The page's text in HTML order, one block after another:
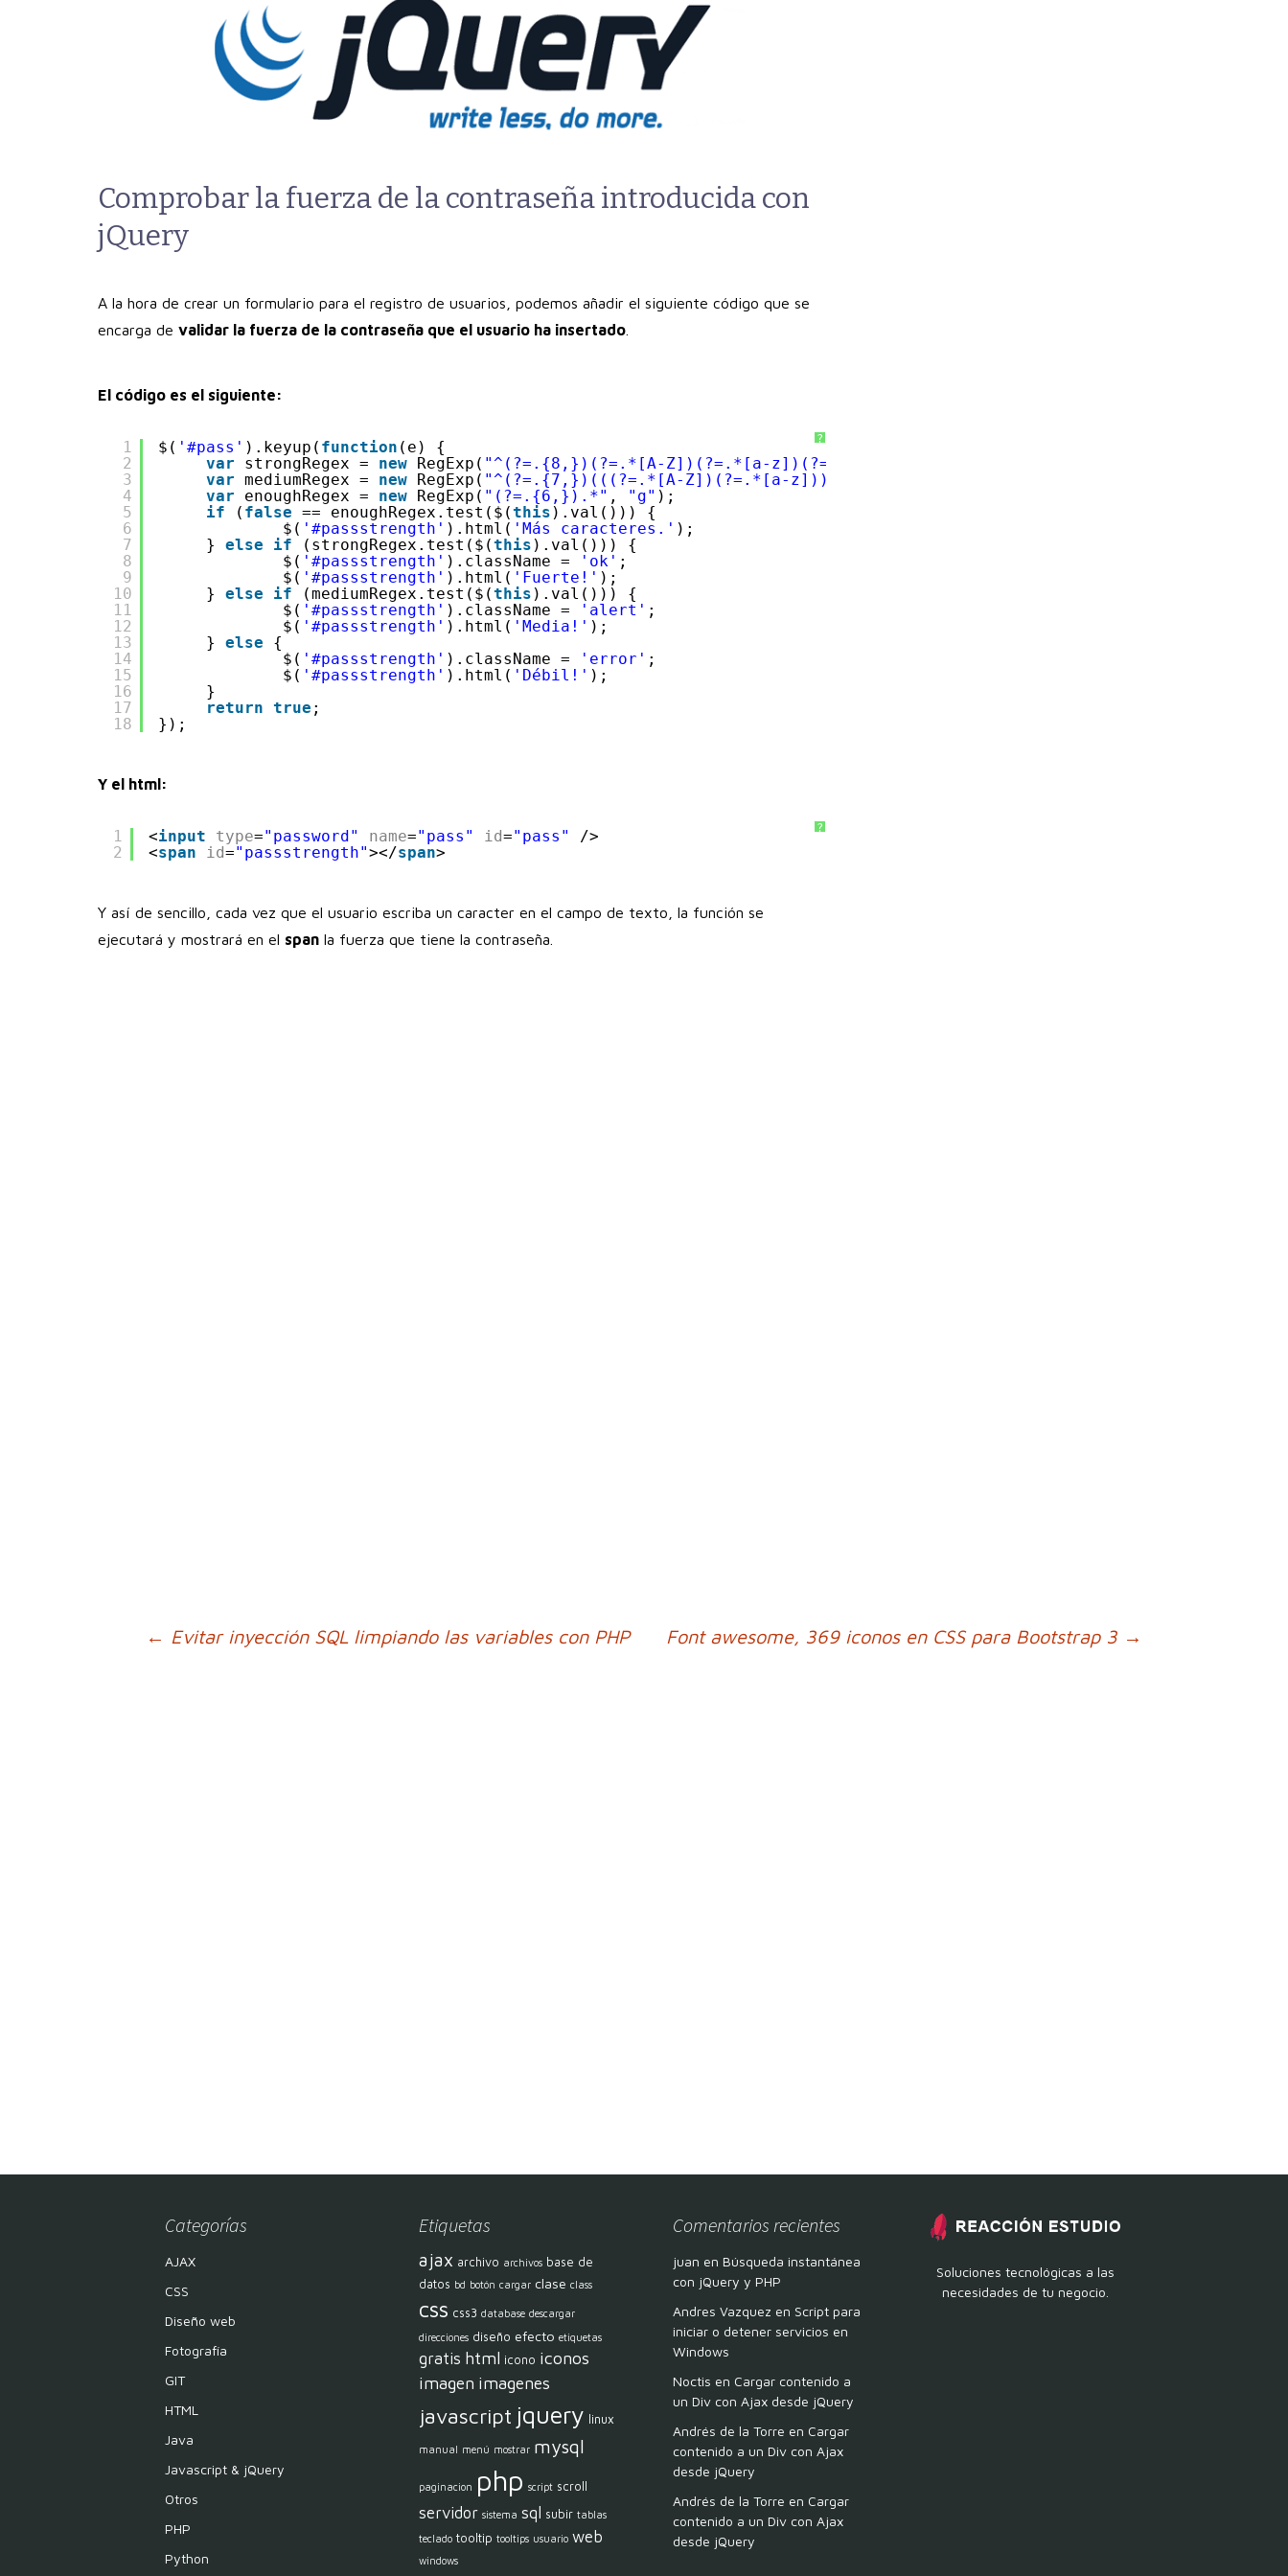
Comprobar la fuerza de la contraseña introducida con
jQuery
A la hora de crear un formulario para el registro de usuarios, podemos añadir el siguiente código que se
encarga de validar la fuerza de la contraseña que el usuario ha insertado
El código es el siguiente:
?
1
2
3
4
5
6
7
8
9
10
11
12
13
14
15
16
17
18
$( '#pass' ).keyup( function (e) {
var
strongRegex = new RegExp( "^(?=.{8,})(?=.*[A-Z])(?=.*[a-z])(?=.*[0-9])(?=.*\\W).*$"
var mediumRegex = new RegExp( "^(?=.{7,})(((?=.*[A-Z])(?=.*[a-z]))|((?=.*[A-Z])(?=.*[0-9]))|((?=.*[a-z])(?=.*[0-
var
enoughRegex = new RegExp( "(?=.{6,}).*" , "g" );
if
( false == enoughRegex.test($(this ).val())) {
$( '#passstrength' ).html( 'Más caracteres.' );
} else if (strongRegex.test($(this ).val())) {
$( '#passstrength' ).className = 'ok' ;
$( '#passstrength' ).html( 'Fuerte!' );
} else if (mediumRegex.test($(this ).val())) {
$( '#passstrength' ).className = 'alert' ;
$( '#passstrength' ).html( 'Media!' );
} else
{
$( '#passstrength' ).className = 'error' ;
$( '#passstrength' ).html( 'Débil!' );
}
return true ;
});
Y el html:
?
1
2
<input type="password" name="pass" id="pass"
/>
<span id="passstrength"></span>
Y así de sencillo, cada vez que el usuario escriba un caracter en el campo de texto, la función se
ejecutará y mostrará en el span la fuerza que tiene la contraseña.
← Evitar inyección SQL limpiando las variables con PHP Font awesome, 369 iconos en CSS para Bootstrap 3 →
Categorías
AJAX
CSS
Diseño web
Fotografía
GIT
HTML
Java
Javascript & jQuery
Otros
PHP
Python
Etiquetas
ajax archivo archivos base de
datos bd botón cargar clase class
css css3 database descargar
direcciones diseño efecto etiquetas
gratis html icono iconos
imagen imagenes
javascript jquery linux
manual menú mostrar mysql
paginacion php script scroll
servidor sistema sql subir tablas
teclado tooltip tooltips usuario web
windows
Comentarios recientes
juan en Búsqueda instantánea
con jQuery y PHP
Andres Vazquez en Script para
iniciar o detener servicios en
Windows
Noctis en Cargar contenido a
un Div con Ajax desde jQuery
Andrés de la Torre en Cargar
contenido a un Div con Ajax
desde jQuery
Andrés de la Torre en Cargar
contenido a un Div con Ajax
desde jQuery
Soluciones tecnológicas a las
necesidades de tu negocio.